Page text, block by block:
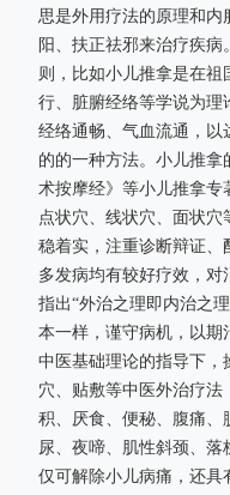
思是外用疗法的原理和内
阳、扶正祛邪来治疗疾
则，比如小儿推拿是在
行、脏腑经络等学说为理
经络通畅、气血流通，以
的的一种方法。小儿推
术按摩经》等小儿推拿专
点状穴、线状穴、面状
稳着实，注重诊断辩证、
多发病均有较好疗效，
指出“外治之理即内治之
本一样，谨守病机，以期
中医基础理论的指导下，
穴、贴敷等中医外治疗法
积、厌食、便秘、腹痛、
尿、夜啼、肌性斜颈、
仅可解除小儿病痛，还具